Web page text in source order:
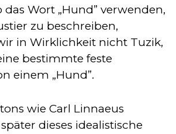
Wort „Hund” verwenden,
zu beschreiben,
in Wirklichkeit nicht Tuzik,
bestimmte feste
einem „Hund”.
wie Carl Linnaeus
dieses idealistische